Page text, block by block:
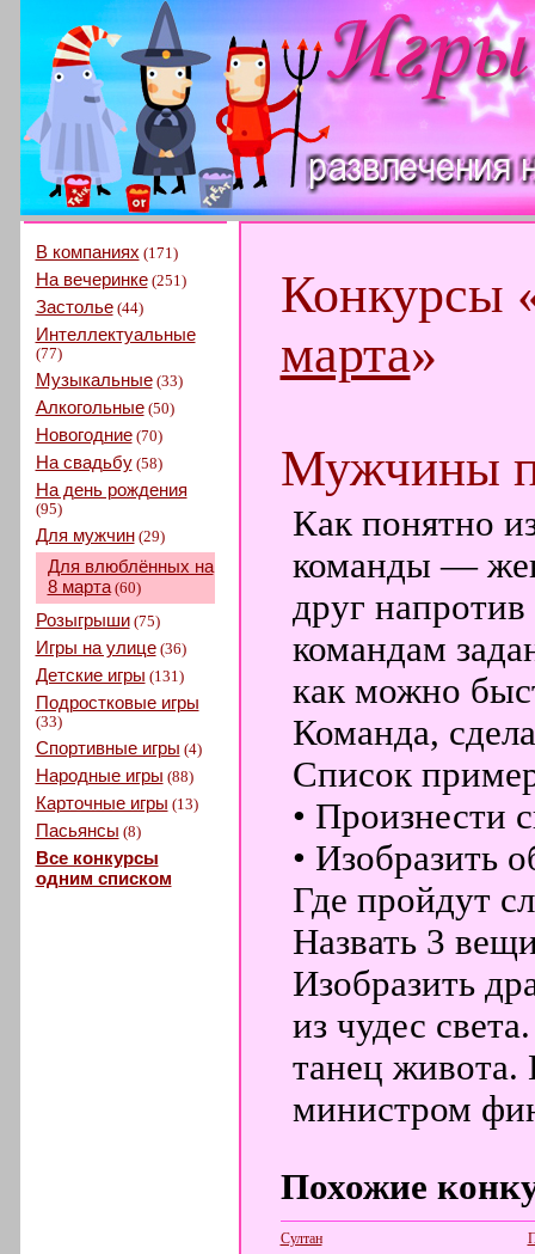
В компаниях (171)
На вечеринке(251)
Застолье(44)
Интеллектуальные
(77)
Музыкальные(33)
Алкогольные(50)
Новогодние(70)
На свадьбу(58)
На день рождения
(95)
Для мужчин(29)
Для влюблённых на
8 марта(60)
Розыгрыши(75)
Игры на улице(36)
Детские игры (131)
Подростковые игры
(33)
Спортивные игры (4)
Народные игры (88)
Карточные игры (13)
Пасьянсы (8)
Все конкурсы
одним списком
Конкурсы
марта»
Мужчины
Как понятно
команды —
друг
командам
как можно
Команда,
Список
• Произнести
• Изобразить
Где пройдут
Назвать 3
Изобразить
из чудес
танец живота.
министром
Похожие
Султан